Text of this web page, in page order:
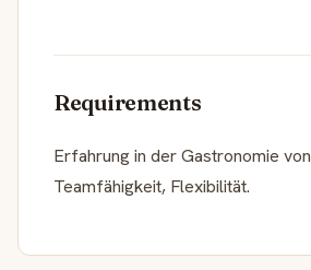
Requirements
Erfahrung in der Gastronomie
Teamfähigkeit, Flexibilität.